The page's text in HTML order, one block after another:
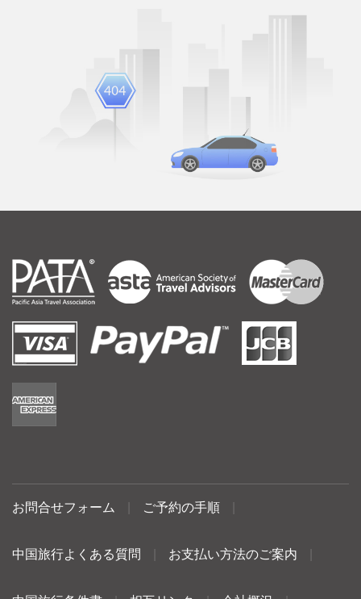
お問合せフォーム ご予約の手順
中国旅行よくある質問 お支払い方法のご案内